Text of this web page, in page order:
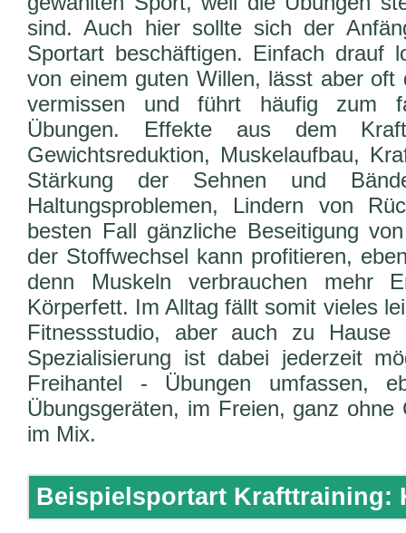
sind. Auch hier sollte sich der
Sportart beschäftigen. Einfach drauf
von einem guten Willen, lässt aber oft
vermissen und führt häufig zum
Übungen. Effekte aus dem
Gewichtsreduktion, Muskelaufbau,
Stärkung der Sehnen und
Haltungsproblemen, Lindern von
besten Fall gänzliche Beseitigung
der Stoffwechsel kann profitieren,
denn Muskeln verbrauchen mehr
Körperfett. Im Alltag fällt somit vieles
Fitnessstudio, aber auch zu Hause
Spezialisierung ist dabei jederzeit
Freihantel - Übungen umfassen,
Übungsgeräten, im Freien, ganz ohne
im Mix.
Beispielsportart Krafttraining: